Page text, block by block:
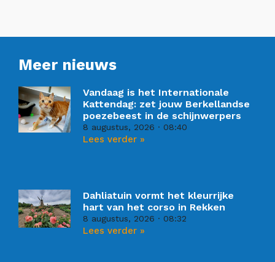
Meer nieuws
Vandaag is het Internationale
Kattendag: zet jouw Berkellandse
poezebeest in de schijnwerpers
8 augustus, 2026 08:40
Lees verder »
Dahliatuin vormt het kleurrijke
hart van het corso in Rekken
8 augustus, 2026 08:32
Lees verder »